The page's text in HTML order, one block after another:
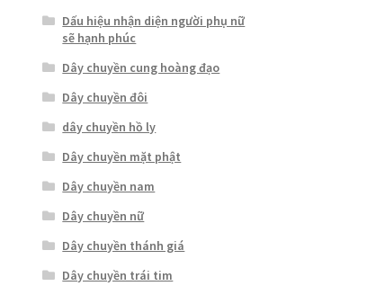
Dấu hiệu nhận diện người phụ nữ
sẽ hạnh phúc
Dây chuyền cung hoàng đạo
Dây chuyền đôi
dây chuyền hồ ly
Dây chuyền mặt phật
Dây chuyền nam
Dây chuyền nữ
Dây chuyền thánh giá
Dây chuyền trái tim